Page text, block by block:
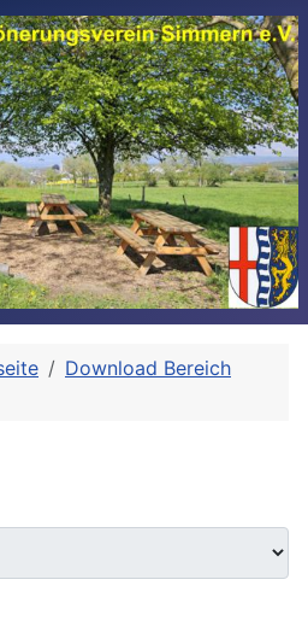
Download Bereich